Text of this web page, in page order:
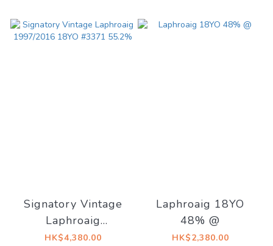
Signatory Vintage
Laphroaig
1997/2016 18YO
HK$4,380.00
Laphroaig 18YO
48% @
HK$2,380.00